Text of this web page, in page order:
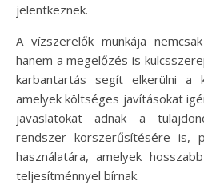
jelentkeznek.
A vízszerelők munkája
hanem a megelőzés is
karbantartás segít elkerülni a
amelyek költséges javításokat
javaslatokat adnak a
rendszer korszerűsítésére is,
használatára, amelyek
teljesítménnyel bírnak.